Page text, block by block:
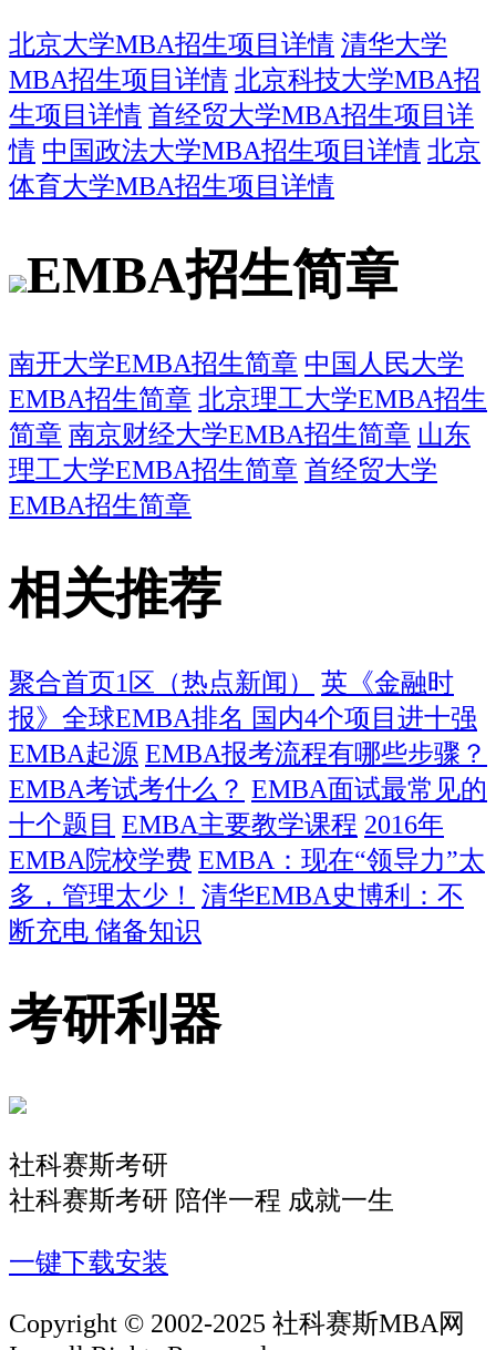
北京大学MBA招生项目详情 清华大学
MBA招生项目详情 北京科技大学MBA招
生项目详情 首经贸大学MBA招生项目详
情 中国政法大学MBA招生项目详情 北京
体育大学MBA招生项目详情
EMBA招生简章
南开大学EMBA招生简章 中国人民大学
EMBA招生简章 北京理工大学EMBA招生
简章 南京财经大学EMBA招生简章 山东
理工大学EMBA招生简章 首经贸大学
EMBA招生简章
相关推荐
聚合首页1区（热点新闻）
英《金融时
报》全球EMBA排名 国内4个项目进十强
EMBA起源 EMBA报考流程有哪些步骤？
EMBA考试考什么？ EMBA面试最常见的
十个题目 EMBA主要教学课程 2016年
EMBA院校学费 EMBA：现在“领导力”太
多，管理太少！
清华EMBA史博利：不
断充电 储备知识
考研利器
社科赛斯考研
社科赛斯考研 陪伴一程 成就一生
一键下载安装
Copyright © 2002-2025 社科赛斯MBA网